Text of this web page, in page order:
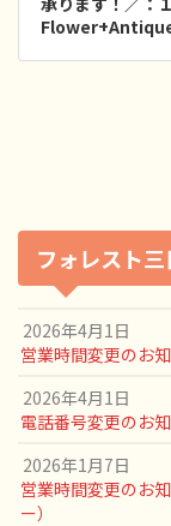
花風
フォレスト
2026年4月1日
営業時間変更のお
2026年4月1日
電話番号変更のお
2026年1月7日
営業時間変更のお
ー）